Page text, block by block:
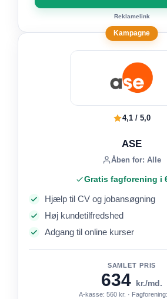
Reklamelink
Kampagne
4,1 / 5,0
ASE
Åben for: Alle
Gratis fagforening i
Hjælp til CV og jobansøgning
Høj kundetilfredshed
Adgang til online kurser
SAMLET PRIS
634 kr./md.
A-kasse: 560 kr. ·